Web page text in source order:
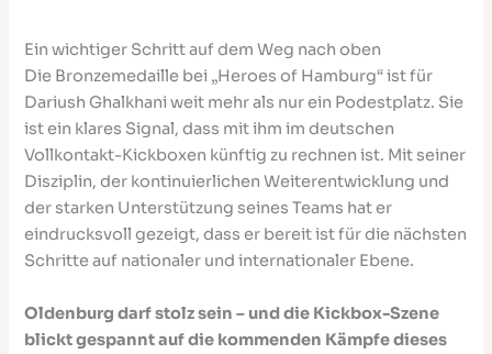
Ein wichtiger Schritt auf dem Weg nach oben
Die Bronzemedaille bei „Heroes of Hamburg“ ist für
Dariush Ghalkhani weit mehr als nur ein Podestplatz. Sie
ist ein klares Signal, dass mit ihm im deutschen
Vollkontakt-Kickboxen künftig zu rechnen ist. Mit seiner
Disziplin, der kontinuierlichen Weiterentwicklung und
der starken Unterstützung seines Teams hat er
eindrucksvoll gezeigt, dass er bereit ist für die nächsten
Schritte auf nationaler und internationaler Ebene.
Oldenburg darf stolz sein – und die Kickbox-Szene
blickt gespannt auf die kommenden Kämpfe dieses